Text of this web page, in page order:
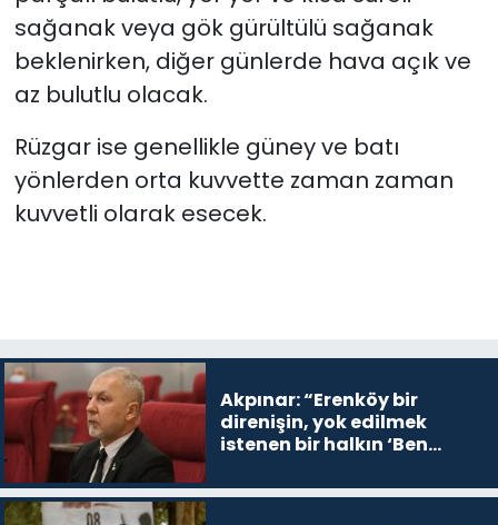
sağanak veya gök gürültülü sağanak
beklenirken, diğer günlerde hava açık ve
az bulutlu olacak.
Rüzgar ise genellikle güney ve batı
yönlerden orta kuvvette zaman zaman
kuvvetli olarak esecek.
Akpınar: “Erenköy bir
direnişin, yok edilmek
istenen bir halkın ‘Ben
devam edeceğim’ dediği